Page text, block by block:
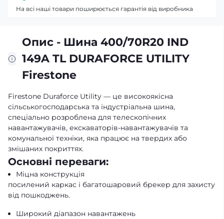
Опис - Шина 400/70R20 IND
149A TL DURAFORCE UTILITY
Firestone
Firestone Duraforce Utility — це високоякісна
сільськогосподарська та індустріальна шина,
спеціально розроблена для телескопічних
навантажувачів, екскаваторів-навантажувачів та
комунальної техніки, яка працює на твердих або
змішаних покриттях.
Основні переваги:
Міцна конструкція
посилений каркас і багатошаровий брекер для захисту
від пошкоджень.
Широкий діапазон навантажень
На всі наші товари поширюється гарантія від виробника